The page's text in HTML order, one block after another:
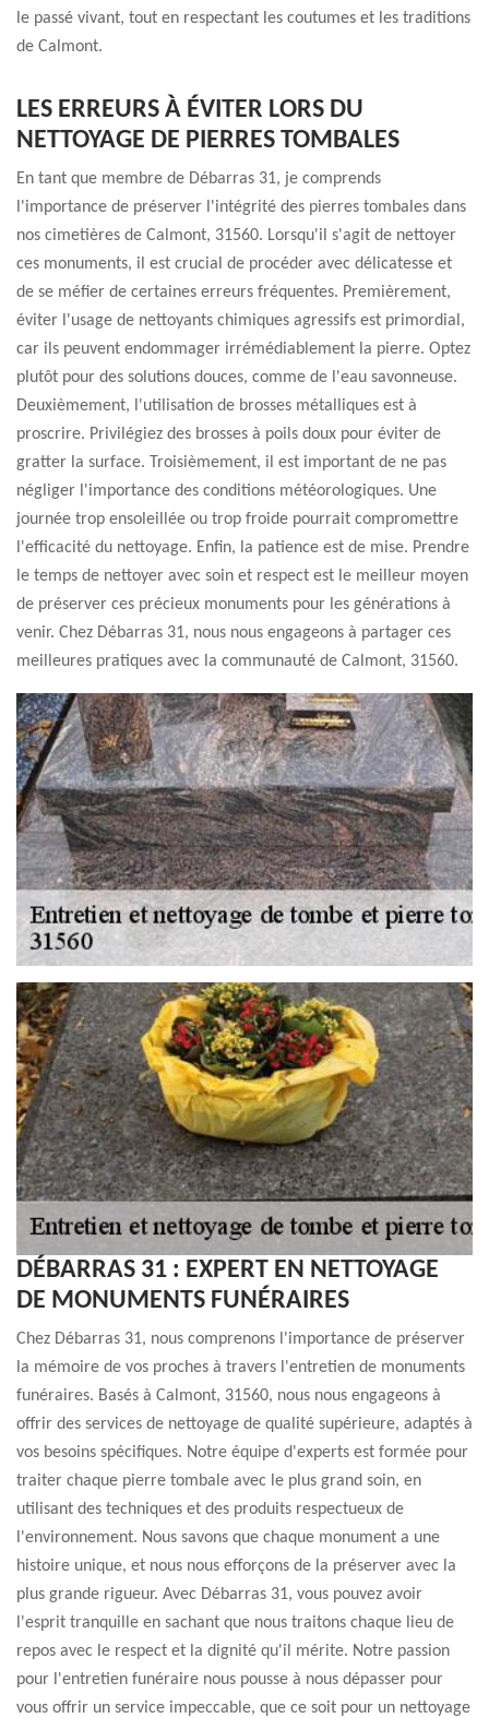
le passé vivant, tout en respectant les coutumes et les traditions
de Calmont.
LES ERREURS À ÉVITER LORS DU
NETTOYAGE DE PIERRES TOMBALES
En tant que membre de Débarras 31, je comprends
l'importance de préserver l'intégrité des pierres tombales dans
nos cimetières de Calmont, 31560. Lorsqu'il s'agit de nettoyer
ces monuments, il est crucial de procéder avec délicatesse et
de se méfier de certaines erreurs fréquentes. Premièrement,
éviter l'usage de nettoyants chimiques agressifs est primordial,
car ils peuvent endommager irrémédiablement la pierre. Optez
plutôt pour des solutions douces, comme de l'eau savonneuse.
Deuxièmement, l'utilisation de brosses métalliques est à
proscrire. Privilégiez des brosses à poils doux pour éviter de
gratter la surface. Troisièmement, il est important de ne pas
négliger l'importance des conditions météorologiques. Une
journée trop ensoleillée ou trop froide pourrait compromettre
l'efficacité du nettoyage. Enfin, la patience est de mise. Prendre
le temps de nettoyer avec soin et respect est le meilleur moyen
de préserver ces précieux monuments pour les générations à
venir. Chez Débarras 31, nous nous engageons à partager ces
meilleures pratiques avec la communauté de Calmont, 31560.
DÉBARRAS 31 : EXPERT EN NETTOYAGE
DE MONUMENTS FUNÉRAIRES
Chez Débarras 31, nous comprenons l'importance de préserver
la mémoire de vos proches à travers l'entretien de monuments
funéraires. Basés à Calmont, 31560, nous nous engageons à
offrir des services de nettoyage de qualité supérieure, adaptés à
vos besoins spécifiques. Notre équipe d'experts est formée pour
traiter chaque pierre tombale avec le plus grand soin, en
utilisant des techniques et des produits respectueux de
l'environnement. Nous savons que chaque monument a une
histoire unique, et nous nous efforçons de la préserver avec la
plus grande rigueur. Avec Débarras 31, vous pouvez avoir
l'esprit tranquille en sachant que nous traitons chaque lieu de
repos avec le respect et la dignité qu'il mérite. Notre passion
pour l'entretien funéraire nous pousse à nous dépasser pour
vous offrir un service impeccable, que ce soit pour un nettoyage